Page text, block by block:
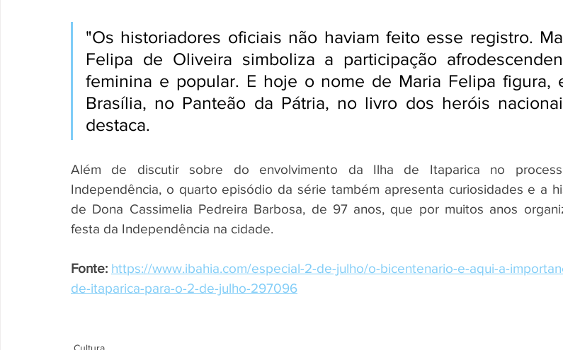
"Os historiadores oficiais não haviam feito esse registro.
Felipa de Oliveira simboliza a participação
feminina e popular. E hoje o nome de Maria Felipa figura,
Brasília, no Panteão da Pátria, no livro dos heróis
destaca.
Além de discutir sobre do envolvimento da Ilha de Itaparica no
Independência, o quarto episódio da série também apresenta curiosidades e a
de Dona Cassimelia Pedreira Barbosa, de 97 anos, que por muitos anos
festa da Independência na cidade.
Fonte: https://www.ibahia.com/especial-2-de-julho/o-bicentenario-e-aqui-a-
de-itaparica-para-o-2-de-julho-297096